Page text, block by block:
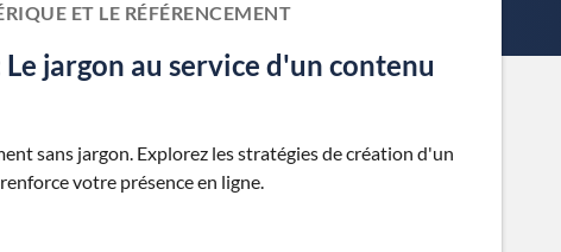
ET LE RÉFÉRENCEMENT
jargon au service d'un contenu
sans jargon. Explorez les stratégies de création d'un
votre présence en ligne.